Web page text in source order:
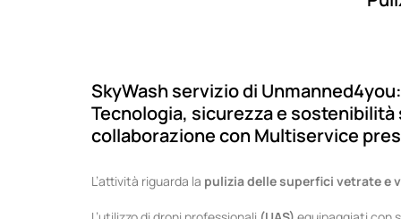
SkyWash servizio di
Tecnologia, sicurezza e sostenibilità
collaborazione con Multiservice
L’attività riguarda la pulizia delle superfici vetrate e